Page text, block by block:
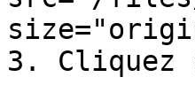
3. Cliquez